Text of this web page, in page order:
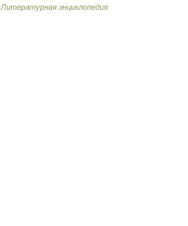
Литературная энциклопедия